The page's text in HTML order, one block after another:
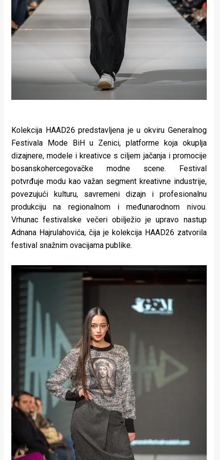
Kolekcija HAAD26 predstavljena je u okviru Generalnog
Festivala Mode BiH u Zenici, platforme koja okuplja
dizajnere, modele i kreativce s ciljem jačanja i promocije
bosanskohercegovačke modne scene. Festival
potvrđuje modu kao važan segment kreativne industrije,
povezujući kulturu, savremeni dizajn i profesionalnu
produkciju na regionalnom i međunarodnom nivou.
Vrhunac festivalske večeri obilježio je upravo nastup
Adnana Hajrulahovića, čija je kolekcija HAAD26 zatvorila
festival snažnim ovacijama publike.